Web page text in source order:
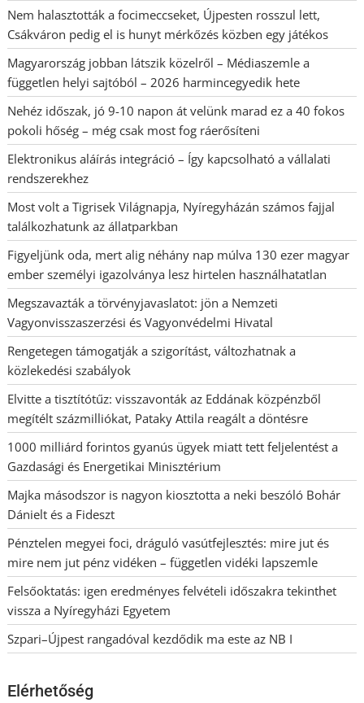
Nem halasztották a focimeccseket, Újpesten rosszul lett,
Csákváron pedig el is hunyt mérkőzés közben egy játékos
Magyarország jobban látszik közelről – Médiaszemle a
független helyi sajtóból – 2026 harmincegyedik hete
Nehéz időszak, jó 9-10 napon át velünk marad ez a 40 fokos
pokoli hőség – még csak most fog ráerősíteni
Elektronikus aláírás integráció – Így kapcsolható a vállalati
rendszerekhez
Most volt a Tigrisek Világnapja, Nyíregyházán számos fajjal
találkozhatunk az állatparkban
Figyeljünk oda, mert alig néhány nap múlva 130 ezer magyar
ember személyi igazolványa lesz hirtelen használhatatlan
Megszavazták a törvényjavaslatot: jön a Nemzeti
Vagyonvisszaszerzési és Vagyonvédelmi Hivatal
Rengetegen támogatják a szigorítást, változhatnak a
közlekedési szabályok
Elvitte a tisztítótűz: visszavonták az Eddának közpénzből
megítélt százmilliókat, Pataky Attila reagált a döntésre
1000 milliárd forintos gyanús ügyek miatt tett feljelentést a
Gazdasági és Energetikai Minisztérium
Majka másodszor is nagyon kiosztotta a neki beszóló Bohár
Dánielt és a Fideszt
Pénztelen megyei foci, dráguló vasútfejlesztés: mire jut és
mire nem jut pénz vidéken – független vidéki lapszemle
Felsőoktatás: igen eredményes felvételi időszakra tekinthet
vissza a Nyíregyházi Egyetem
Szpari–Újpest rangadóval kezdődik ma este az NB I
Elérhetőség